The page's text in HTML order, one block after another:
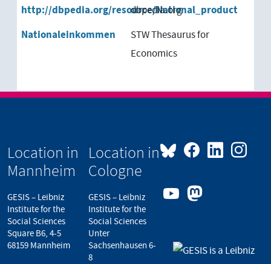
http://dbpedia.org/resource/National_product
dbpedia.org
Nationaleinkommen
STW Thesaurus for
Economics
Location in
Mannheim
GESIS – Leibniz
Institute for the
Social Sciences
Square B6, 4-5
68159 Mannheim
Location in
Cologne
GESIS – Leibniz
Institute for the
Social Sciences
Unter
Sachsenhausen 6-
8